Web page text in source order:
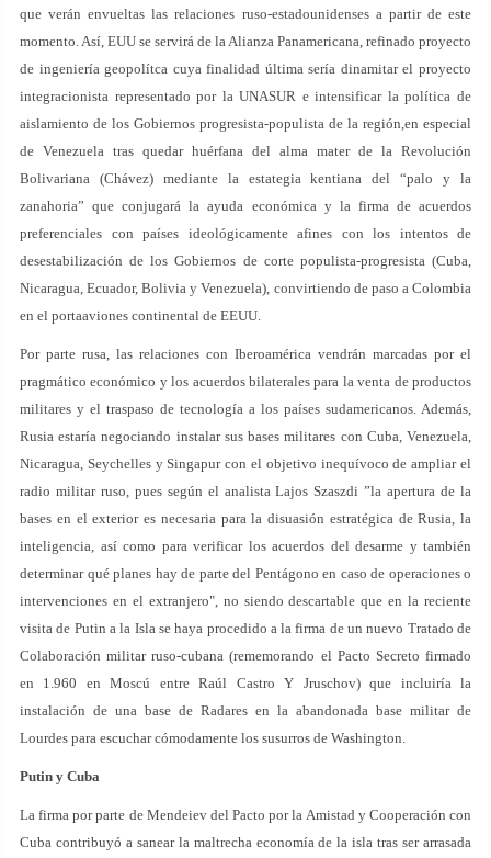
que verán envueltas las relaciones ruso-estadounidenses a partir de este
momento. Así, EUU se servirá de la Alianza Panamericana, refinado proyecto
de ingeniería geopolítca cuya finalidad última sería dinamitar el proyecto
integracionista representado por la UNASUR e intensificar la política de
aislamiento de los Gobiernos progresista-populista de la región,en especial
de Venezuela tras quedar huérfana del alma mater de la Revolución
Bolivariana (Chávez) mediante la estategia kentiana del “palo y la
zanahoria” que conjugará la ayuda económica y la firma de acuerdos
preferenciales con países ideológicamente afines con los intentos de
desestabilización de los Gobiernos de corte populista-progresista (Cuba,
Nicaragua, Ecuador, Bolivia y Venezuela), convirtiendo de paso a Colombia
en el portaaviones continental de EEUU.
Por parte rusa, las relaciones con Iberoamérica vendrán marcadas por el
pragmático económico y los acuerdos bilaterales para la venta de productos
militares y el traspaso de tecnología a los países sudamericanos. Además,
Rusia estaría negociando instalar sus bases militares con Cuba, Venezuela,
Nicaragua, Seychelles y Singapur con el objetivo inequívoco de ampliar el
radio militar ruso, pues según el analista Lajos Szaszdi ”la apertura de la
bases en el exterior es necesaria para la disuasión estratégica de Rusia, la
inteligencia, así como para verificar los acuerdos del desarme y también
determinar qué planes hay de parte del Pentágono en caso de operaciones o
intervenciones en el extranjero", no siendo descartable que en la reciente
visita de Putin a la Isla se haya procedido a la firma de un nuevo Tratado de
Colaboración militar ruso-cubana (rememorando el Pacto Secreto firmado
en 1.960 en Moscú entre Raúl Castro Y Jruschov) que incluiría la
instalación de una base de Radares en la abandonada base militar de
Lourdes para escuchar cómodamente los susurros de Washington.
Putin y Cuba
La firma por parte de Mendeiev del Pacto por la Amistad y Cooperación con
Cuba contribuyó a sanear la maltrecha economía de la isla tras ser arrasada